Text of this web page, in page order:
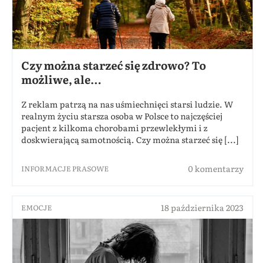
Czy można starzeć się zdrowo? To
możliwe, ale…
Z reklam patrzą na nas uśmiechnięci starsi ludzie. W
realnym życiu starsza osoba w Polsce to najczęściej
pacjent z kilkoma chorobami przewlekłymi i z
doskwierającą samotnością. Czy można starzeć się [...]
INFORMACJE PRASOWE 0 komentarzy
EMOCJE 18 października 2023